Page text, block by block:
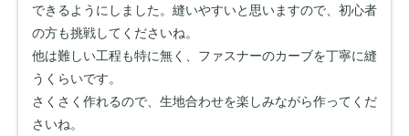
できるようにしました。縫いやすいと思いますので、初心者
の方も挑戦してくださいね。
他は難しい工程も特に無く、ファスナーのカーブを丁寧に縫
うくらいです。
さくさく作れるので、生地合わせを楽しみながら作ってくだ
さいね。